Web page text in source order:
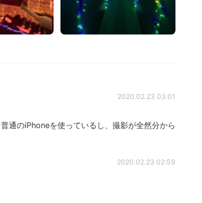
2020.02.23 03:01
通のiPhoneを使っているし、撮影が全然分から
2020.02.23 02:59